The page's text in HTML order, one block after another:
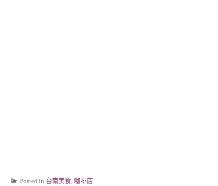
Posted in 台南美食, 咖啡店